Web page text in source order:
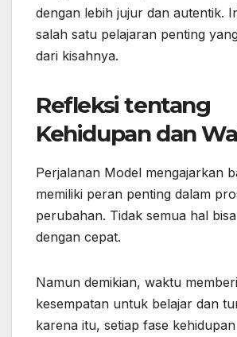
dengan lebih jujur dan autentik.
salah satu pelajaran penting
dari kisahnya.
Refleksi tentang
Kehidupan dan
Perjalanan Model mengajarkan
memiliki peran penting dalam
perubahan. Tidak semua hal
dengan cepat.
Namun demikian, waktu
kesempatan untuk belajar dan
karena itu, setiap fase